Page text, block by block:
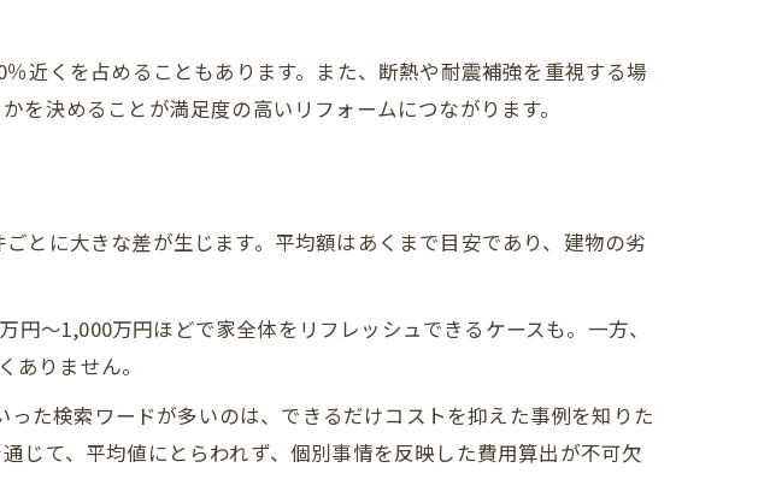
とデメリット
ための工夫
の具体策
ノベ術
度を保つ方法
まいを実現
近くを占めることもあります。また、断熱や耐震補強を重視する場
決めることが満足度の高いリフォームにつながります。
とに大きな差が生じます。平均額はあくまで目安であり、建物の劣
〜1,000万円ほどで家全体をリフレッシュできるケースも。一方、
りません。
た検索ワードが多いのは、できるだけコストを抑えた事例を知りた
じて、平均値にとらわれず、個別事情を反映した費用算出が不可欠
ちら
ちら